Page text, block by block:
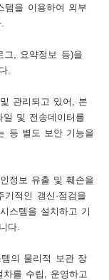
템을 이용하여 외부
그, 요약정보 등)을
.
관리되고 있어, 본
및 전송데이터를
등 별도 보안 기능을
정보 유출 및 훼손을
적인 갱신·점검을
스템을 설치하고 기
다.
의 물리적 보관 장
를 수립, 운영하고